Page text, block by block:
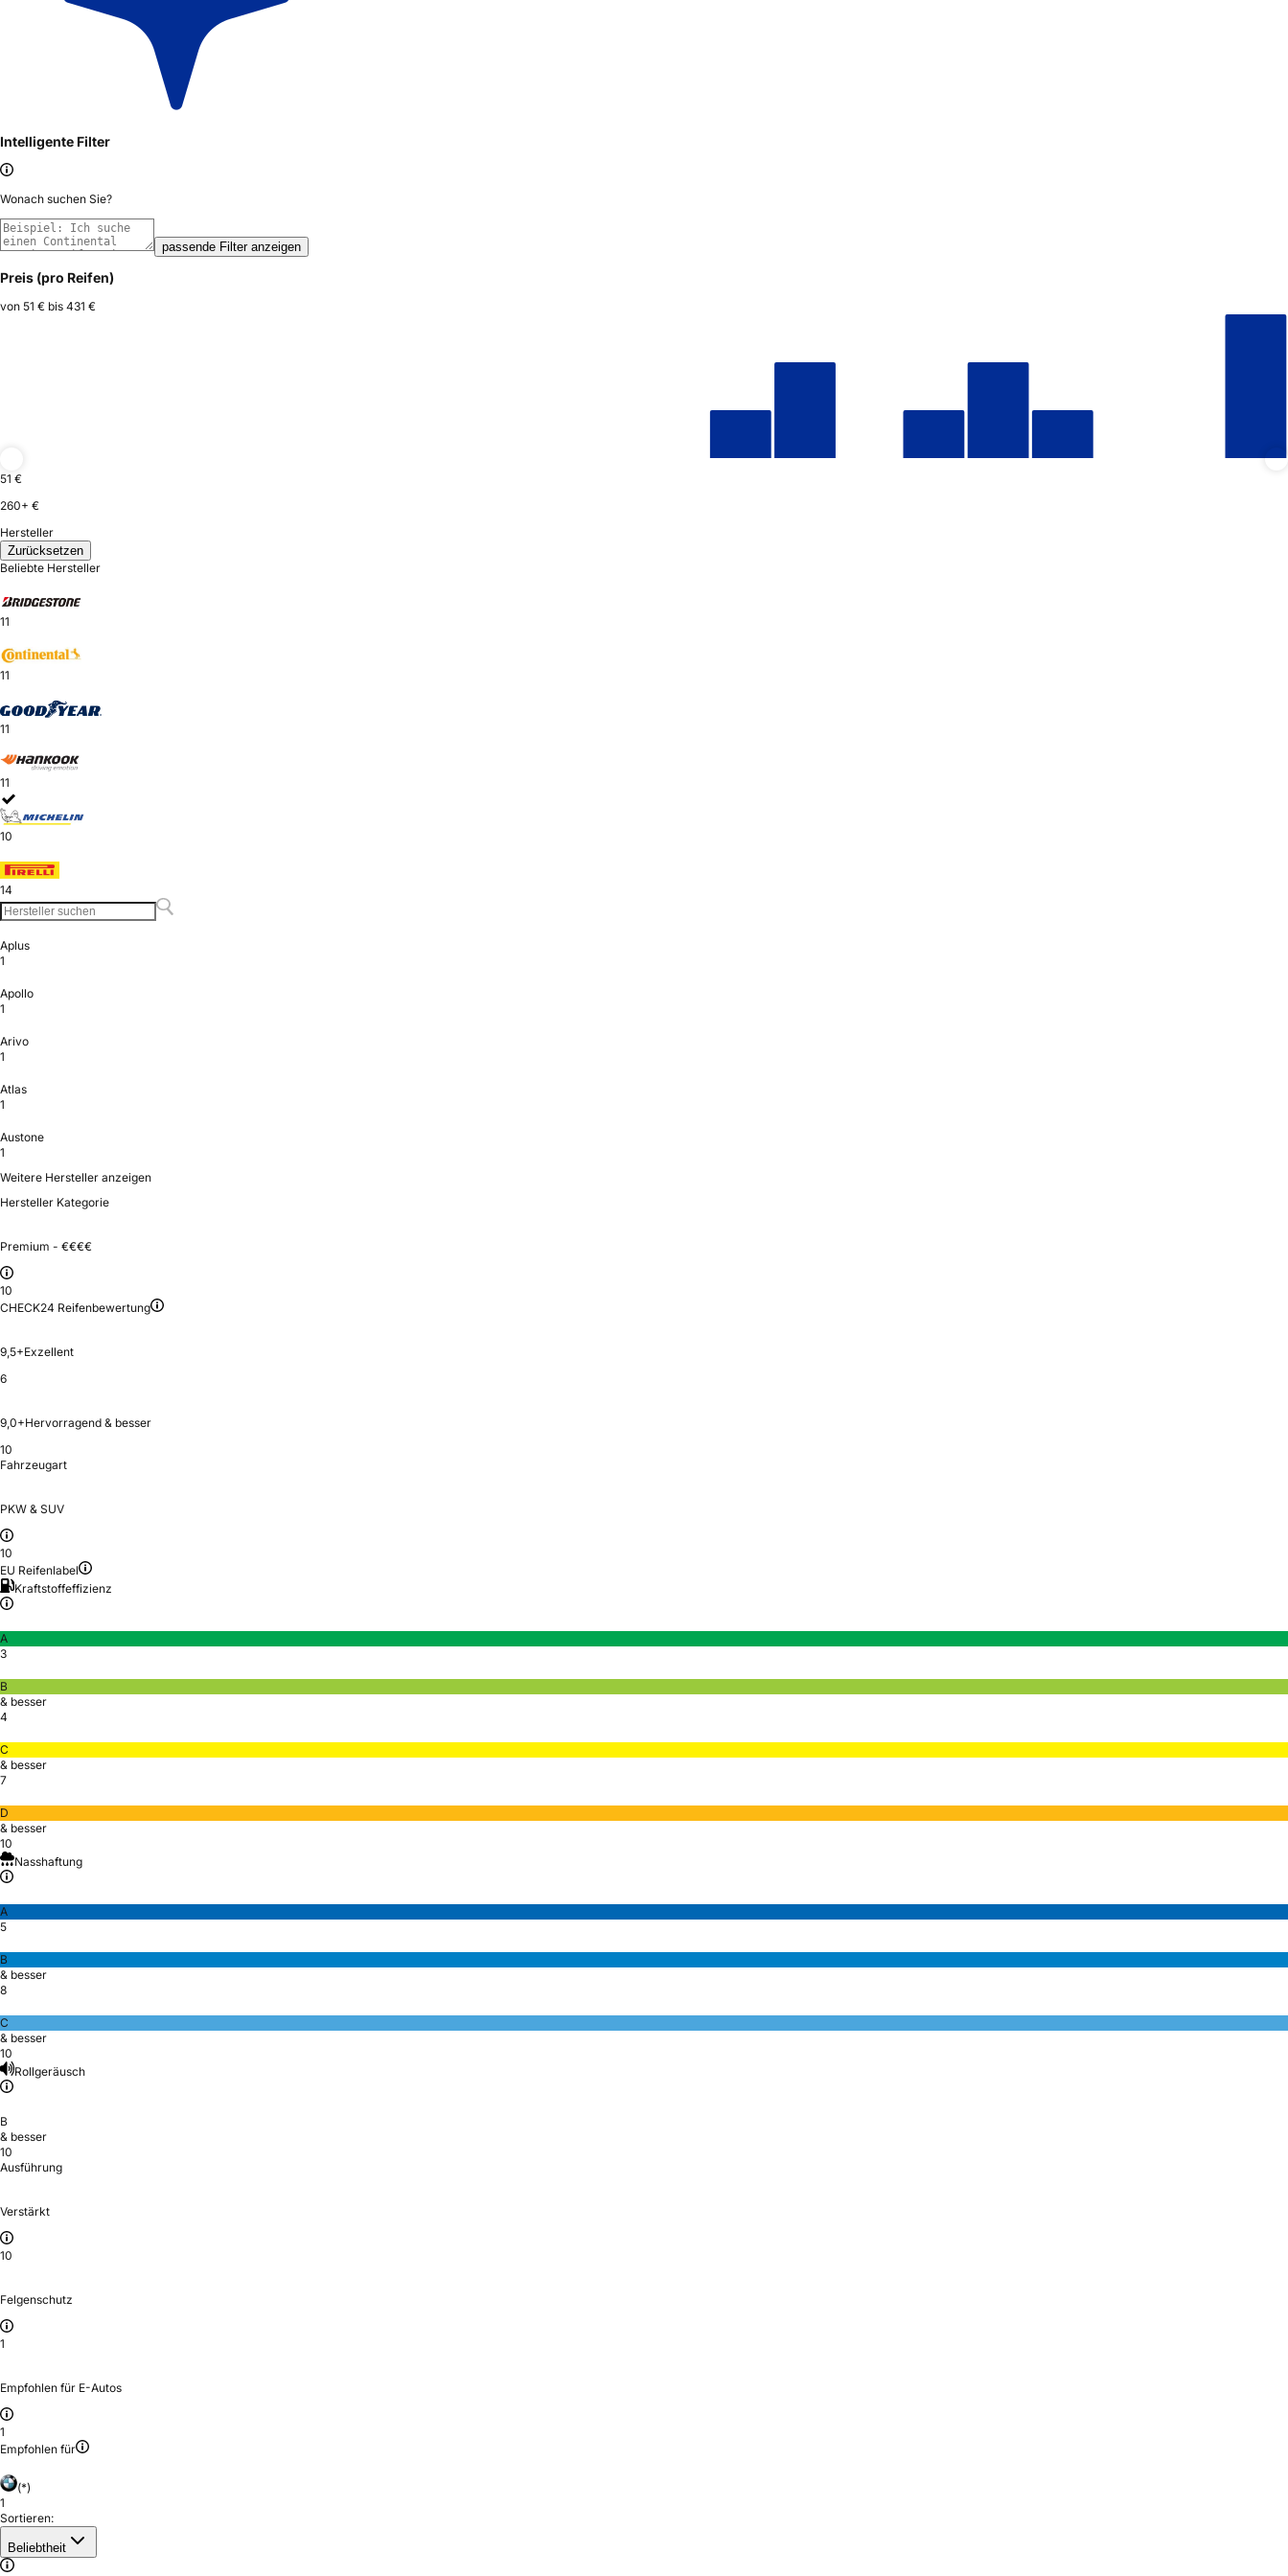
Intelligente Filter
Wonach suchen Sie?
passende Filter anzeigen
Preis (pro Reifen)
von 51 € bis 431 €
51 €
260+ €
Hersteller
Zurücksetzen
Beliebte Hersteller
11
11
11
11
10
14
Aplus
1
Apollo
1
Arivo
1
Atlas
1
Austone
1
Weitere Hersteller anzeigen
Hersteller Kategorie
Premium - €€€€
10
CHECK24 Reifenbewertung
9,5+Exzellent
6
9,0+Hervorragend & besser
10
Fahrzeugart
PKW & SUV
10
EU Reifenlabel
Kraftstoffeffizienz
A
3
B
& besser
4
C
& besser
7
D
& besser
10
Nasshaftung
A
5
B
& besser
8
C
& besser
10
Rollgeräusch
B
& besser
10
Ausführung
Verstärkt
10
Felgenschutz
1
Empfohlen für E-Autos
1
Empfohlen für
(*)
1
Sortieren:
Beliebtheit